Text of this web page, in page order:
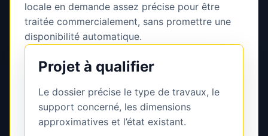
locale en demande assez précise pour être
traitée commercialement, sans promettre une
disponibilité automatique.
Projet à qualifier
Le dossier précise le type de travaux, le
support concerné, les dimensions
approximatives et l’état existant.